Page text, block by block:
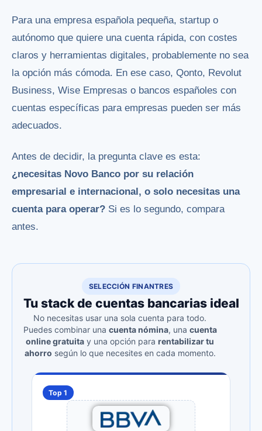
Para una empresa española pequeña, startup o
autónomo que quiere una cuenta rápida, con costes
claros y herramientas digitales, probablemente no sea
la opción más cómoda. En ese caso, Qonto, Revolut
Business, Wise Empresas o bancos españoles con
cuentas específicas para empresas pueden ser más
adecuados.
Antes de decidir, la pregunta clave es esta:
¿necesitas Novo Banco por su relación
empresarial e internacional, o solo necesitas una
cuenta para operar? Si es lo segundo, compara
antes.
SELECCIÓN FINANTRES
Tu stack de cuentas bancarias ideal
No necesitas usar una sola cuenta para todo.
Puedes combinar una cuenta nómina, una cuenta
online gratuita y una opción para rentabilizar tu
ahorro según lo que necesites en cada momento.
Top 1